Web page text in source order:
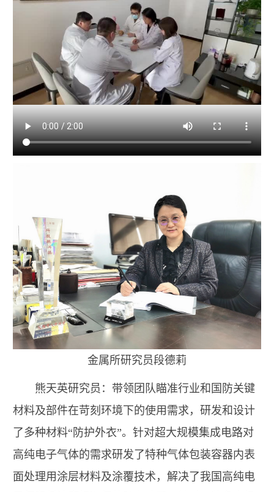
金属所研究员段德莉
熊天英研究员：带领团队瞄准行业和国防关键
材料及部件在苛刻环境下的使用需求，研发和设计
了多种材料“防护外衣”。针对超大规模集成电路对
高纯电子气体的需求研发了特种气体包装容器内表
面处理用涂层材料及涂覆技术，解决了我国高纯电